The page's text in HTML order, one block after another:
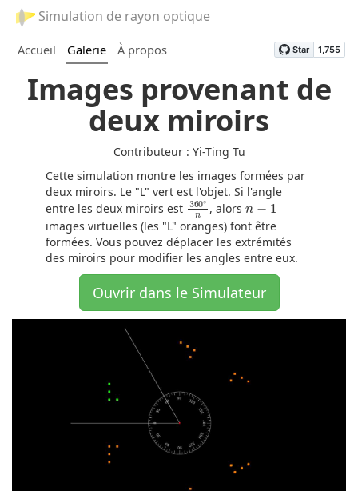
Simulation de rayon optique
Accueil Galerie À propos
Images provenant de
deux miroirs
Contributeur : Yi-Ting Tu
Cette simulation montre les images formées par
deux miroirs. Le "L" vert est l'objet. Si l'angle
entre les deux miroirs est
360∘n
, alors
n−1
images virtuelles (les "L" oranges) font être
formées. Vous pouvez déplacer les extrémités
des miroirs pour modifier les angles entre eux.
Ouvrir dans le Simulateur